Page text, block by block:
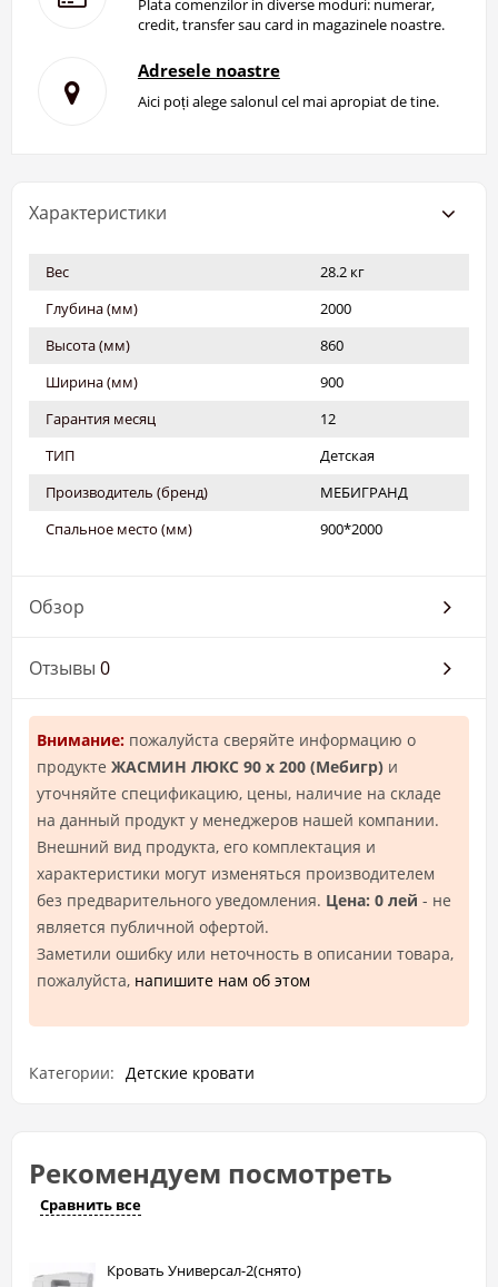
Plata comenzilor in diverse moduri: numerar,
credit, transfer sau card in magazinele noastre.
Adresele noastre
Aici poți alege salonul cel mai apropiat de tine.
Характеристики
Вес
28.2 кг
Глубина (мм)
2000
Высота (мм)
860
Ширина (мм)
900
Гарантия месяц
12
ТИП
Детская
Производитель (бренд)
МЕБИГРАНД
Спальное место (мм)
900*2000
Обзор
Отзывы 0
Внимание: пожалуйста сверяйте информацию о
продукте ЖАСМИН ЛЮКС 90 х 200 (Mебигр) и
уточняйте спецификацию, цены, наличие на складе
на данный продукт у менеджеров нашей компании.
Внешний вид продукта, его комплектация и
характеристики могут изменяться производителем
без предварительного уведомления. Цена: 0 лей - не
является публичной офертой.
Заметили ошибку или неточность в описании товара,
пожалуйста, напишите нам об этом
Категории: Детские кровати
Рекомендуем посмотреть
Сравнить все
Кровать Универсал-2(снято)